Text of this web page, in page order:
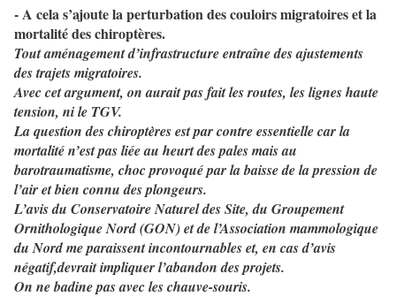
- A cela s’ajoute la perturbation des couloirs migratoires et la
mortalité des chiroptères.
Tout aménagement d’infrastructure entraîne des ajustements
des trajets migratoires.
Avec cet argument, on aurait pas fait les routes, les lignes haute
tension, ni le TGV.
La question des chiroptères est par contre essentielle car la
mortalité n’est pas liée au heurt des pales mais au
barotraumatisme, choc provoqué par la baisse de la pression de
l’air et bien connu des plongeurs.
L’avis du Conservatoire Naturel des Site, du Groupement
Ornithologique Nord (GON) et de l’Association mammologique
du Nord me paraissent incontournables et, en cas d’avis
négatif,devrait impliquer l’abandon des projets.
On ne badine pas avec les chauve-souris.